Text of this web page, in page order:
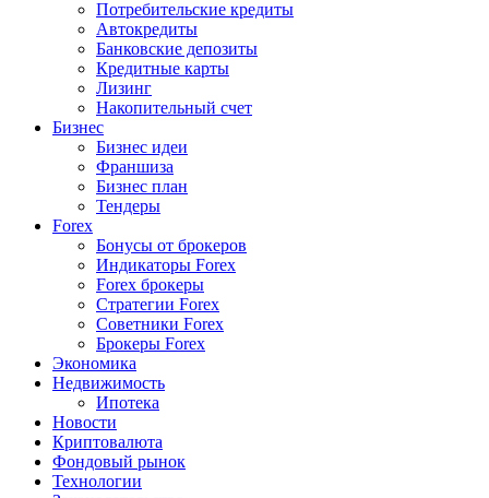
Потребительские кредиты
Автокредиты
Банковские депозиты
Кредитные карты
Лизинг
Накопительный счет
Бизнес
Бизнес идеи
Франшиза
Бизнес план
Тендеры
Forex
Бонусы от брокеров
Индикаторы Forex
Forex брокеры
Стратегии Forex
Советники Forex
Брокеры Forex
Экономика
Недвижимость
Ипотека
Новости
Криптовалюта
Фондовый рынок
Технологии